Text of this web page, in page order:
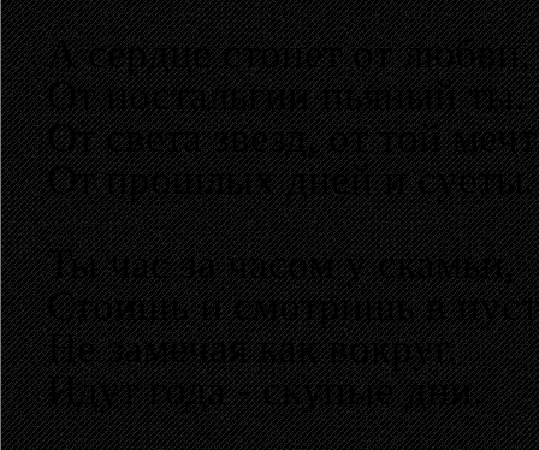
А сердце стонет от любви,
От ностальгии пьяный ты.
От света звезд, от той
От прошлых дней и суеты.
Ты час за часом у скамьи,
Стоишь и смотришь в
Не замечая как вокруг.
Идут года - скупые дни.